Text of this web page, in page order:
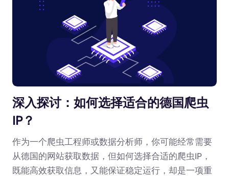
深入探讨：如何选择适合的德国爬虫
IP？
作为一个爬虫工程师或数据分析师，你可能经常需要
从德国的网站获取数据，但如何选择合适的爬虫IP，
既能高效获取信息，又能保证稳定运行，却是一项重